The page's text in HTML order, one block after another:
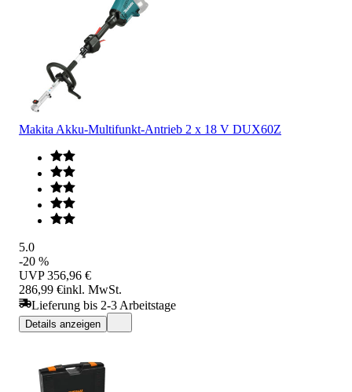
Makita Akku-Multifunkt-Antrieb 2 x 18 V DUX60Z
5.0
-20 %
UVP 356,96 €
286,99 €inkl. MwSt.
Lieferung bis 2-3 Arbeitstage
Details anzeigen